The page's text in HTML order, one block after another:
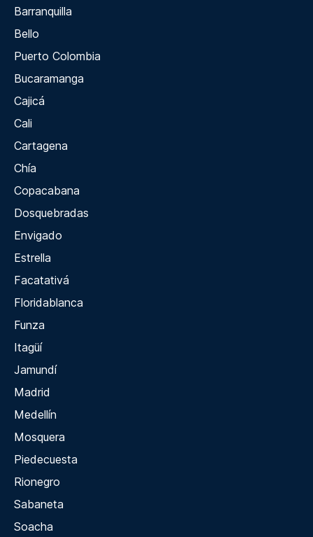
Barranquilla
Bello
Puerto Colombia
Bucaramanga
Cajicá
Cali
Cartagena
Chía
Copacabana
Dosquebradas
Envigado
Estrella
Facatativá
Floridablanca
Funza
Itagüí
Jamundí
Madrid
Medellín
Mosquera
Piedecuesta
Rionegro
Sabaneta
Soacha